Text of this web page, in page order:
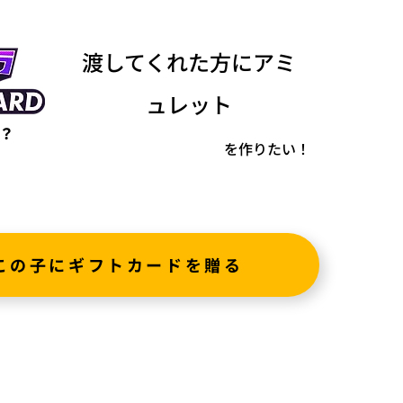
渡してくれた方にアミ
ュレット
を作りたい！
の子にギフトカードを贈る